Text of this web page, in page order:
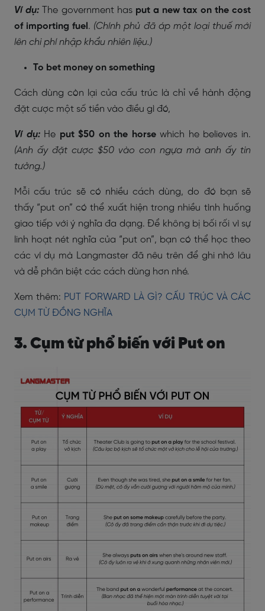
Ví dụ: The government has put a new tax on the cost
of importing fuel . (Chính phủ đã áp một loại thuế mới
lên chi phí nhập khẩu nhiên liệu.)
To bet money on something
Cách dùng còn lại của cấu trúc là chỉ về hành động
đặt cược một số tiền vào điều gì đó,
Ví dụ: He put $50 on the horsewhich he believes in.
(Anh ấy đặt cược $50 vào con ngựa mà anh ấy tin
tưởng.)
Mỗi cấu trúc sẽ có nhiều cách dùng, do đó bạn sẽ
thấy “put on” có thể xuất hiện trong nhiều tình huống
giao tiếp với ý nghĩa đa dạng. Để không bị bối rối vì sự
linh hoạt nét nghĩa của “put on”, bạn có thể học theo
các ví dụ mà Langmaster đã nêu trên để ghi nhớ lâu
và dễ phân biệt các cách dùng hơn nhé.
Xem thêm: PUT FORWARD LÀ GÌ? CẤU TRÚC VÀ CÁC
CỤM TỪ ĐỒNG NGHĨA
3. Cụm từ phổ biến với Put on